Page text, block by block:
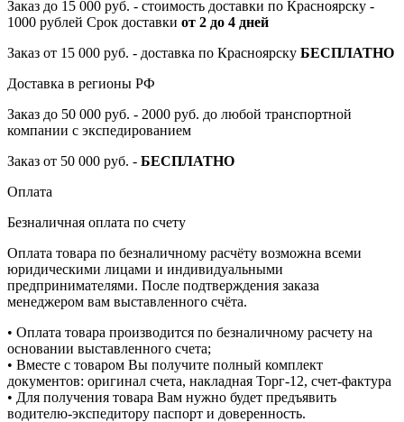
Заказ до 15 000 руб. - стоимость доставки по Красноярску -
1000 рублей Срок доставки от 2 до 4 дней
Заказ от 15 000 руб. - доставка по Красноярску БЕСПЛАТНО
Доставка в регионы РФ
Заказ до 50 000 руб. - 2000 руб. до любой транспортной
компании с экспедированием
Заказ от 50 000 руб. - БЕСПЛАТНО
Оплата
Безналичная оплата по счету
Оплата товара по безналичному расчёту возможна всеми
юридическими лицами и индивидуальными
предпринимателями. После подтверждения заказа
менеджером вам выставленного счёта.
• Оплата товара производится по безналичному расчету на
основании выставленного счета;
• Вместе с товаром Вы получите полный комплект
документов: оригинал счета, накладная Торг-12, счет-фактура
• Для получения товара Вам нужно будет предъявить
водителю-экспедитору паспорт и доверенность.